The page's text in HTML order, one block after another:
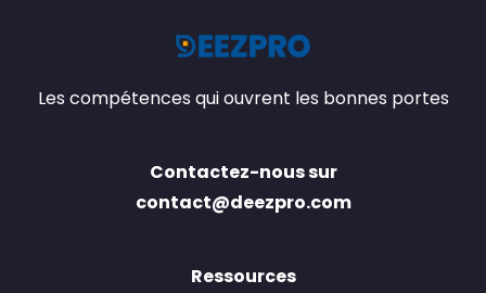
Les compétences qui ouvrent les bonnes portes
Contactez-nous sur
contact@deezpro.com
Ressources